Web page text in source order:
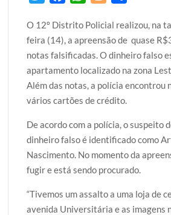
i
t
t
e
r
c
e
b
o
o
k
a
t
s
A
p
p
o
g
g
e
r
a
r
e
O 12º Distrito Policial realizou, na
feira (14), a apreensão de quase
notas falsificadas. O dinheiro falso
apartamento localizado na zona
Além das notas, a polícia encontrou
vários cartões de crédito.
De acordo com a polícia, o suspeito
dinheiro falso é identificado como
Nascimento. No momento da
fugir e está sendo procurado.
“Tivemos um assalto a uma loja de
avenida Universitária e as imagens